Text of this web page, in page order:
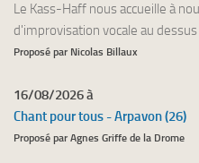
Le Kass-Haff nous accueille à
d'improvisation vocale au
Proposé par Nicolas Billaux
16/08/2026 à
Chant pour tous - Arpavon (26)
Proposé par Agnes Griffe de la Drome